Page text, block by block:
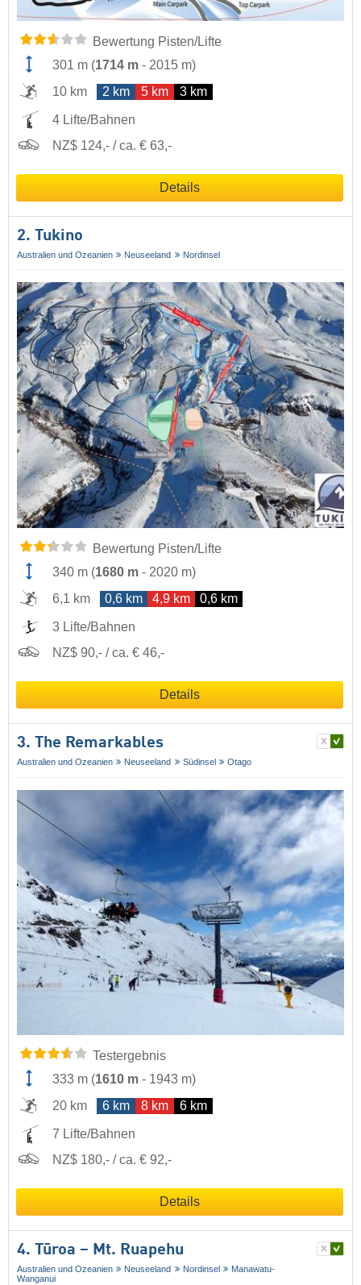
Bewertung Pisten/Lifte
301 m (1714 m - 2015 m)
10 km
2 km 5 km 3 km
4 Lifte/Bahnen
NZ$ 124,- / ca. € 63,-
Details
2. Tukino
Australien und Ozeanien Neuseeland Nordinsel
Bewertung Pisten/Lifte
340 m (1680 m - 2020 m)
6,1 km
0,6 km 4,9 km 0,6 km
3 Lifte/Bahnen
NZ$ 90,- / ca. € 46,-
Details
3. The Remarkables
Australien und Ozeanien Neuseeland Südinsel Otago
Testergebnis
333 m (1610 m - 1943 m)
20 km
6 km 8 km 6 km
7 Lifte/Bahnen
NZ$ 180,- / ca. € 92,-
Details
4. Tūroa – Mt. Ruapehu
Australien und Ozeanien Neuseeland Nordinsel
Manawatu-
Wanganui